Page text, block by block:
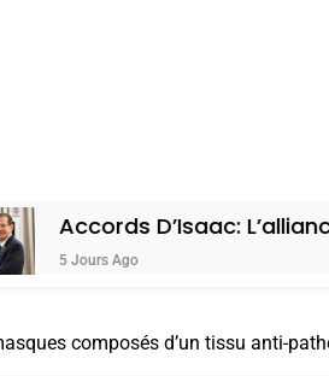
D’Isaac: L’alliance Pourrait
composés d’un tissu anti-